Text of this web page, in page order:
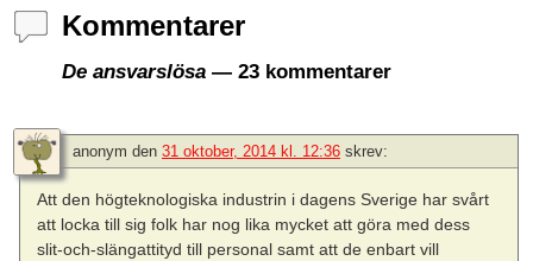
Kommentarer
De ansvarslösa — 23 kommentarer
anonym den 31 oktober, 2014 kl. 12:36 skrev:
Att den högteknologiska industrin i dagens Sverige har svårt
att locka till sig folk har nog lika mycket att göra med dess
slit-och-slängattityd till personal samt att de enbart vill